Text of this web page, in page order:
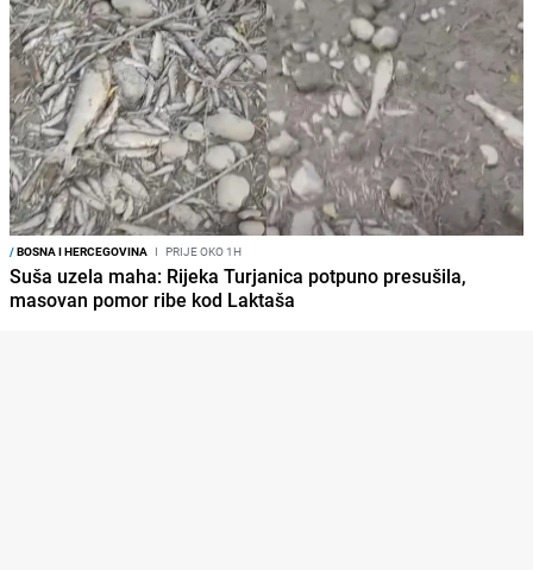
/BOSNA I HERCEGOVINA I PRIJE OKO 1H
Suša uzela maha: Rijeka Turjanica potpuno presušila,
masovan pomor ribe kod Laktaša